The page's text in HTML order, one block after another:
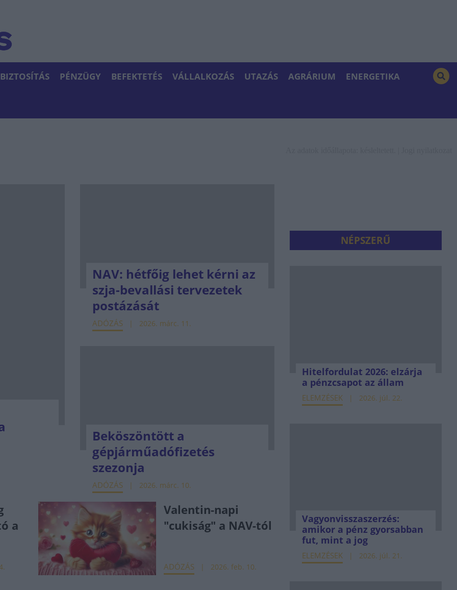
BIZTOSÍTÁS PÉNZÜGY BEFEKTETÉS VÁLLALKOZÁS UTAZÁS AGRÁRIUM ENERGETIKA
NAV: hétfőig lehet kérni az
szja-bevallási tervezetek
postázását
ADÓZÁS 2026. márc. 11.
Beköszöntött a
gépjárműadófizetés
szezonja
ADÓZÁS 2026. márc. 10.
a
Valentin-napi
"cukiság" a NAV-tól
ADÓZÁS 2026. feb. 10.
NÉPSZERŰ
Hitelfordulat 2026: elzárja
a pénzcsapot az állam
ELEMZÉSEK 2026. júl. 22.
Vagyonvisszaszerzés:
amikor a pénz gyorsabban
fut, mint a jog
ELEMZÉSEK 2026. júl. 21.